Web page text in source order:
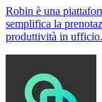
Robin è una
semplifica la
produttività in ufficio.